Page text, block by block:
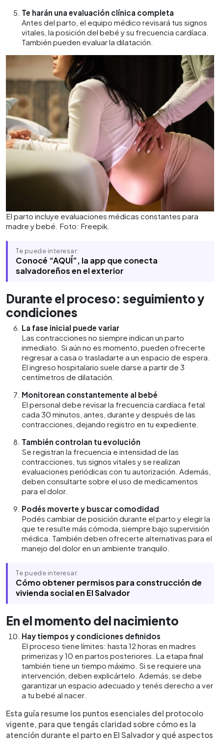
Te harán una evaluación clínica completa
Antes del parto, el equipo médico revisará tus signos
vitales, la posición del bebé y su frecuencia cardíaca.
También pueden evaluar la dilatación.
El parto incluye evaluaciones médicas constantes para
madre y bebé. Foto: Freepik.
Te puede interesar:
Conocé “AQUÍ”, la app que conecta
salvadoreños en el exterior
Durante el proceso: seguimiento y
condiciones
La fase inicial puede variar
Las contracciones no siempre indican un parto
inmediato. Si aún no es momento, pueden ofrecerte
regresar a casa o trasladarte a un espacio de espera.
El ingreso hospitalario suele darse a partir de 3
centímetros de dilatación.
Monitorean constantemente al bebé
El personal debe revisar la frecuencia cardíaca fetal
cada 30 minutos, antes, durante y después de las
contracciones, dejando registro en tu expediente.
También controlan tu evolución
Se registran la frecuencia e intensidad de las
contracciones, tus signos vitales y se realizan
evaluaciones periódicas con tu autorización. Además,
deben consultarte sobre el uso de medicamentos
para el dolor.
Podés moverte y buscar comodidad
Podés cambiar de posición durante el parto y elegir la
que te resulte más cómoda, siempre bajo supervisión
médica. También deben ofrecerte alternativas para el
manejo del dolor en un ambiente tranquilo.
Te puede interesar:
Cómo obtener permisos para construcción de
vivienda social en El Salvador
En el momento del nacimiento
Hay tiempos y condiciones definidos
El proceso tiene límites: hasta 12 horas en madres
primerizas y 10 en partos posteriores. La etapa final
también tiene un tiempo máximo. Si se requiere una
intervención, deben explicártelo. Además, se debe
garantizar un espacio adecuado y tenés derecho a ver
a tu bebé al nacer.
Esta guía resume los puntos esenciales del protocolo
vigente, para que tengás claridad sobre cómo es la
atención durante el parto en El Salvador y qué aspectos